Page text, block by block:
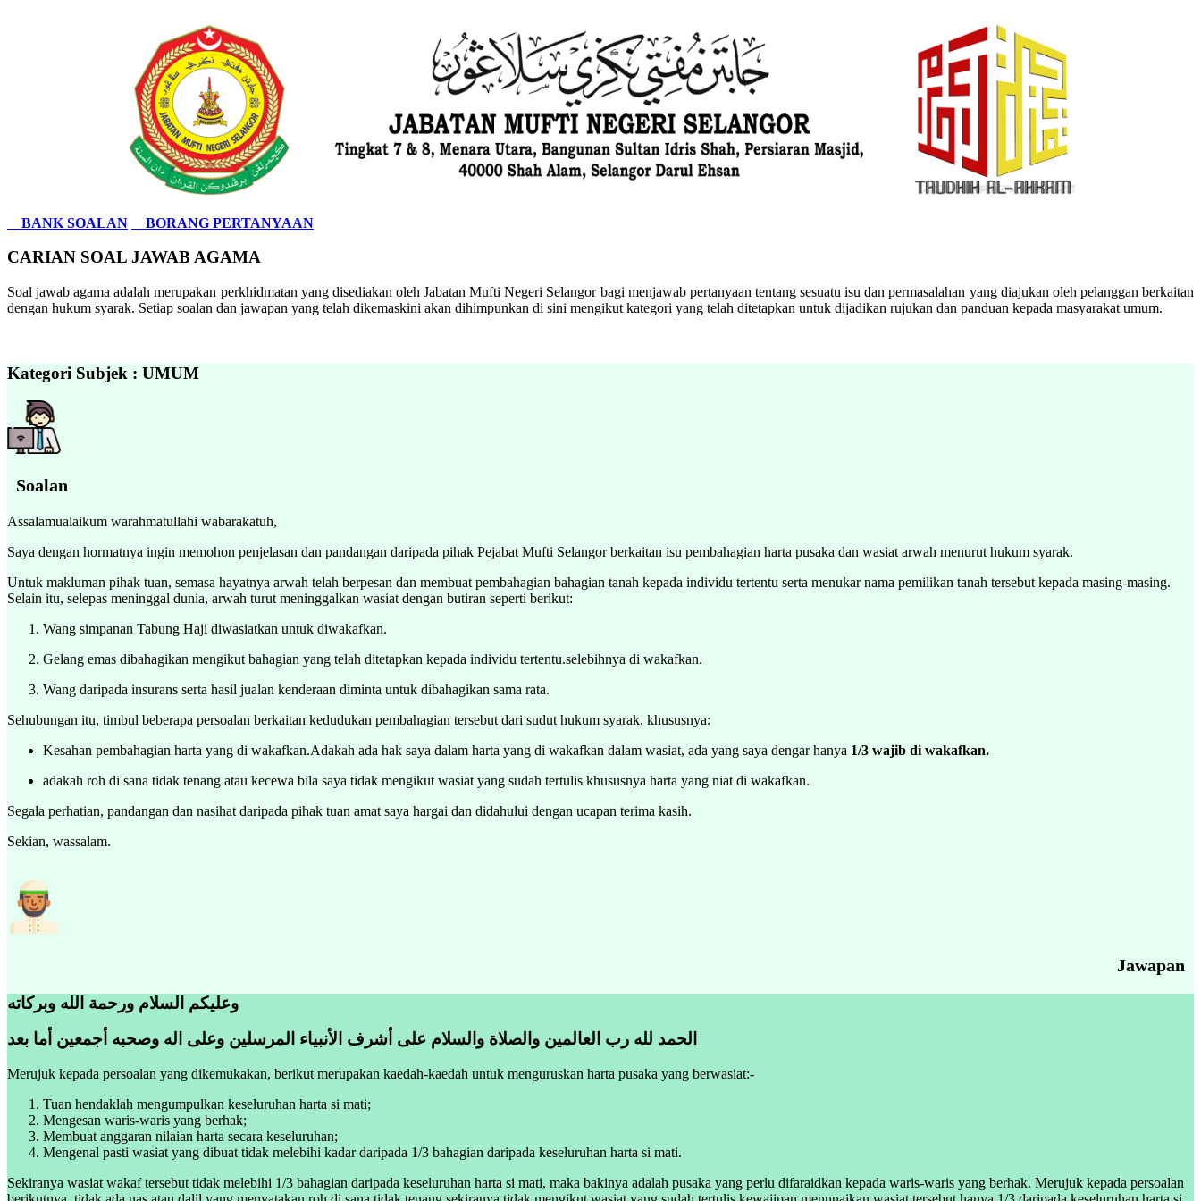
BANK SOALAN BORANG PERTANYAAN
CARIAN SOAL JAWAB AGAMA
Soal jawab agama adalah merupakan perkhidmatan yang disediakan oleh Jabatan Mufti Negeri Selangor bagi menjawab pertanyaan tentang sesuatu isu dan permasalahan yang diajukan oleh pelanggan berkaitan
dengan hukum syarak. Setiap soalan dan jawapan yang telah dikemaskini akan dihimpunkan di sini mengikut kategori yang telah ditetapkan untuk dijadikan rujukan dan panduan kepada masyarakat umum.
Kategori Subjek : UMUM
Soalan
Assalamualaikum warahmatullahi wabarakatuh,
Saya dengan hormatnya ingin memohon penjelasan dan pandangan daripada pihak Pejabat Mufti Selangor berkaitan isu pembahagian harta pusaka dan wasiat arwah menurut hukum syarak.
Untuk makluman pihak tuan, semasa hayatnya arwah telah berpesan dan membuat pembahagian bahagian tanah kepada individu tertentu serta menukar nama pemilikan tanah tersebut kepada masing-masing.
Selain itu, selepas meninggal dunia, arwah turut meninggalkan wasiat dengan butiran seperti berikut:
Wang simpanan Tabung Haji diwasiatkan untuk diwakafkan.
Gelang emas dibahagikan mengikut bahagian yang telah ditetapkan kepada individu tertentu.selebihnya di wakafkan.
Wang daripada insurans serta hasil jualan kenderaan diminta untuk dibahagikan sama rata.
Sehubungan itu, timbul beberapa persoalan berkaitan kedudukan pembahagian tersebut dari sudut hukum syarak, khususnya:
Kesahan pembahagian harta yang di wakafkan.Adakah ada hak saya dalam harta yang di wakafkan dalam wasiat, ada yang saya dengar hanya 1/3 wajib di wakafkan.
adakah roh di sana tidak tenang atau kecewa bila saya tidak mengikut wasiat yang sudah tertulis khususnya harta yang niat di wakafkan.
Segala perhatian, pandangan dan nasihat daripada pihak tuan amat saya hargai dan didahului dengan ucapan terima kasih.
Sekian, wassalam.
Jawapan
Merujuk kepada persoalan yang dikemukakan, berikut merupakan kaedah-kaedah untuk menguruskan harta pusaka yang berwasiat:-
Tuan hendaklah mengumpulkan keseluruhan harta si mati;
Mengesan waris-waris yang berhak;
Membuat anggaran nilaian harta secara keseluruhan;
Mengenal pasti wasiat yang dibuat tidak melebihi kadar daripada 1/3 bahagian daripada keseluruhan harta si mati.
Sekiranya wasiat wakaf tersebut tidak melebihi 1/3 bahagian daripada keseluruhan harta si mati, maka bakinya adalah pusaka yang perlu difaraidkan kepada waris-waris yang berhak. Merujuk kepada persoalan